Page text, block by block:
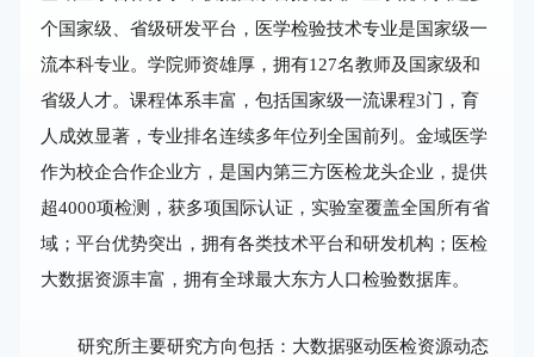
个国家级、省级研发平台，医学检验技术专业是国家级一
流本科专业。学院师资雄厚，拥有127名教师及国家级和
省级人才。课程体系丰富，包括国家级一流课程3门，育
人成效显著，专业排名连续多年位列全国前列。金域医学
作为校企合作企业方，是国内第三方医检龙头企业，提供
超4000项检测，获多项国际认证，实验室覆盖全国所有省
域；平台优势突出，拥有各类技术平台和研发机构；医检
大数据资源丰富，拥有全球最大东方人口检验数据库。
研究所主要研究方向包括：大数据驱动医检资源动态